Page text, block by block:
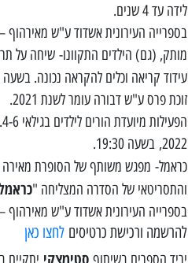
לידה עד 4 שנים.
בספרייה העירונית אשדוד ע"ש מאירהוף – רובע ב' ראשון, 26 יוני
מותק, (גם) הילדים התקוונו- שיחה על
עידוד קריאה וכלים להקראה נכונה. בשעה 19:30:
זוכת פרס ע"ש דבורה עומר לשנת 2021.
2022, בשעה 19:30.
כראמל- מפגש משותף של הסופרת
והתסריטאי של הסדרה המצליחה "
בספרייה העירונית אשדוד ע"ש מאירהוף – רובע ב' שני, 27 יוני
להרשמה ורכישת כרטיסים לחצו כאן